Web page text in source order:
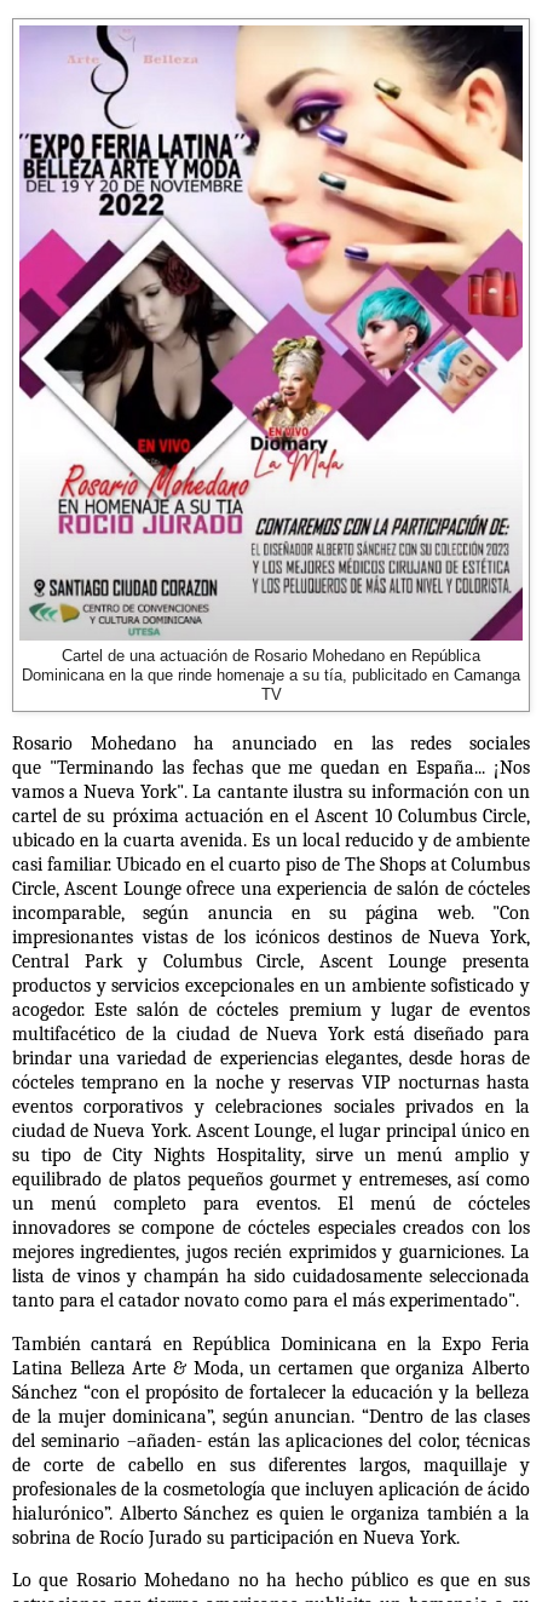
Cartel de una actuación de Rosario Mohedano en República
Dominicana en la que rinde homenaje a su tía, publicitado en Camanga
TV
Rosario Mohedano ha anunciado en las redes sociales
que "Terminando las fechas que me quedan en España... ¡Nos
vamos a Nueva York". La cantante ilustra su información con un
cartel de su próxima actuación en el Ascent 10 Columbus Circle,
ubicado en la cuarta avenida. Es un local reducido y de ambiente
casi familiar. Ubicado en el cuarto piso de The Shops at Columbus
Circle, Ascent Lounge ofrece una experiencia de salón de cócteles
incomparable, según anuncia en su página web. "Con
impresionantes vistas de los icónicos destinos de Nueva York,
Central Park y Columbus Circle, Ascent Lounge presenta
productos y servicios excepcionales en un ambiente sofisticado y
acogedor. Este salón de cócteles premium y lugar de eventos
multifacético de la ciudad de Nueva York está diseñado para
brindar una variedad de experiencias elegantes, desde horas de
cócteles temprano en la noche y reservas VIP nocturnas hasta
eventos corporativos y celebraciones sociales privados en la
ciudad de Nueva York. Ascent Lounge, el lugar principal único en
su tipo de City Nights Hospitality, sirve un menú amplio y
equilibrado de platos pequeños gourmet y entremeses, así como
un menú completo para eventos. El menú de cócteles
innovadores se compone de cócteles especiales creados con los
mejores ingredientes, jugos recién exprimidos y guarniciones. La
lista de vinos y champán ha sido cuidadosamente seleccionada
tanto para el catador novato como para el más experimentado".
Tambiéncantará en República Dominicana en la Expo Feria
Latina Belleza Arte & Moda, un certamen que organiza Alberto
Sánchez “con el propósito de fortalecer la educación y la belleza
de la mujer dominicana”, según anuncian. “Dentro de las clases
del seminario –añaden- están las aplicaciones del color, técnicas
de corte de cabello en sus diferentes largos, maquillaje y
profesionales de la cosmetología que incluyen aplicación de ácido
hialurónico”. Alberto Sánchez es quien le organiza también a la
sobrina de Rocío Jurado su participación en Nueva York.
Lo que Rosario Mohedano no ha hecho público es que en sus